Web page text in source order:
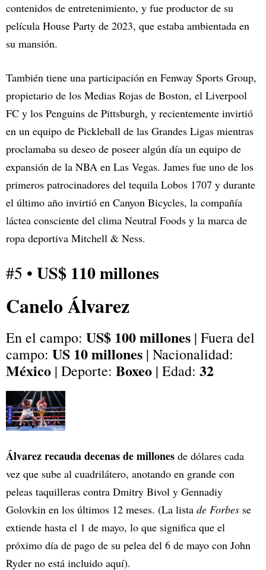
contenidos de entretenimiento, y fue productor de su
película House Party de 2023, que estaba ambientada en
su mansión.
También tiene una participación en Fenway Sports Group,
propietario de los Medias Rojas de Boston, el Liverpool
FC y los Penguins de Pittsburgh, y recientemente invirtió
en un equipo de Pickleball de las Grandes Ligas mientras
proclamaba su deseo de poseer algún día un equipo de
expansión de la NBA en Las Vegas. James fue uno de los
primeros patrocinadores del tequila Lobos 1707 y durante
el último año invirtió en Canyon Bicycles, la compañía
láctea consciente del clima Neutral Foods y la marca de
ropa deportiva Mitchell & Ness.
#5 • US$ 110 millones
Canelo Álvarez
En el campo: US$ 100 millones | Fuera del
campo: US 10 millones | Nacionalidad:
México | Deporte: Boxeo | Edad: 32
Álvarez recauda decenas de millones de dólares cada
vez que sube al cuadrilátero, anotando en grande con
peleas taquilleras contra Dmitry Bivol y Gennadiy
Golovkin en los últimos 12 meses. (La lista de Forbes se
extiende hasta el 1 de mayo, lo que significa que el
próximo día de pago de su pelea del 6 de mayo con John
Ryder no está incluido aquí).